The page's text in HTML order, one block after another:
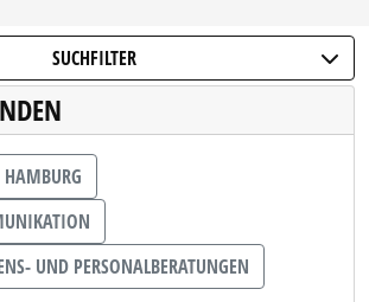
SUCHFILTER
HAMBURG
UND PERSONALBERATUNGEN